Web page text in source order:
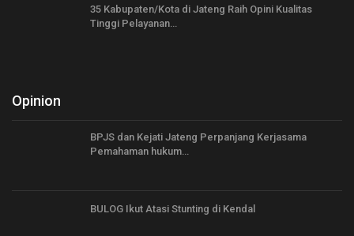
35 Kabupaten/Kota di Jateng Raih Opini Kualitas
Tinggi Pelayanan…
Opinion
BPJS dan Kejati Jateng Perpanjang Kerjasama
Pemahaman hukum…
BULOG Ikut Atasi Stunting di Kendal